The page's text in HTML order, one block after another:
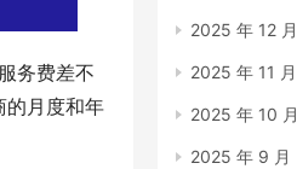
务费差不
的月度和年
2025 年 12 月
2025 年 11 月
2025 年 10 月
2025 年 9 月